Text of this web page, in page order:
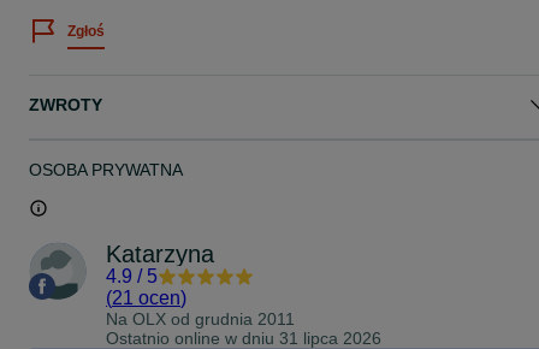
Zgłoś
ZWROTY
OSOBA PRYWATNA
Katarzyna
4.9 / 5
(21 ocen)
Na OLX od grudnia 2011
Ostatnio online w dniu 31 lipca 2026